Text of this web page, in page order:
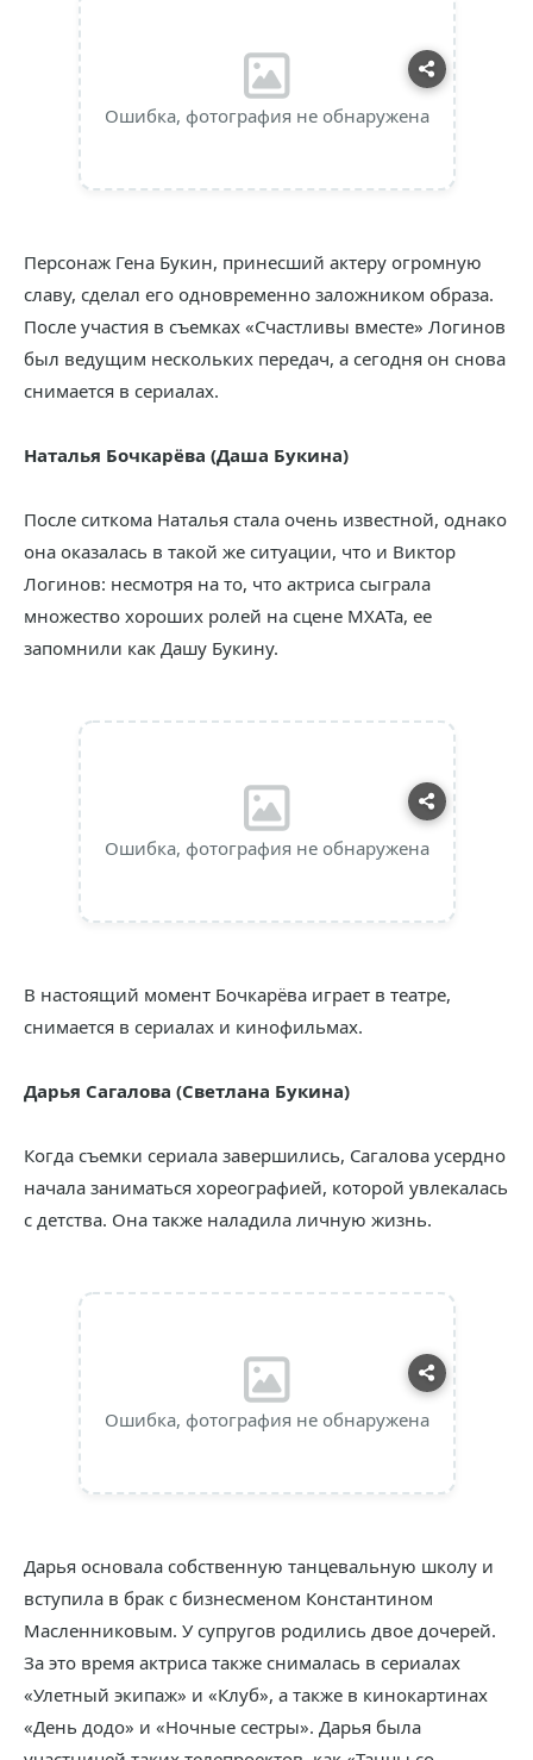
Ошибка, фотография не обнаружена
Персонаж Гена Букин, принесший актеру огромную
славу, сделал его одновременно заложником образа.
После участия в съемках «Счастливы вместе» Логинов
был ведущим нескольких передач, а сегодня он снова
снимается в сериалах.
Наталья Бочкарёва (Даша Букина)
После ситкома Наталья стала очень известной, однако
она оказалась в такой же ситуации, что и Виктор
Логинов: несмотря на то, что актриса сыграла
множество хороших ролей на сцене МХАТа, ее
запомнили как Дашу Букину.
Ошибка, фотография не обнаружена
В настоящий момент Бочкарёва играет в театре,
снимается в сериалах и кинофильмах.
Дарья Сагалова (Светлана Букина)
Когда съемки сериала завершились, Сагалова усердно
начала заниматься хореографией, которой увлекалась
с детства. Она также наладила личную жизнь.
Ошибка, фотография не обнаружена
Дарья основала собственную танцевальную школу и
вступила в брак с бизнесменом Константином
Масленниковым. У супругов родились двое дочерей.
За это время актриса также снималась в сериалах
«Улетный экипаж» и «Клуб», а также в кинокартинах
«День додо» и «Ночные сестры». Дарья была